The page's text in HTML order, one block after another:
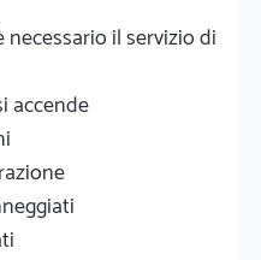
il servizio di
accende